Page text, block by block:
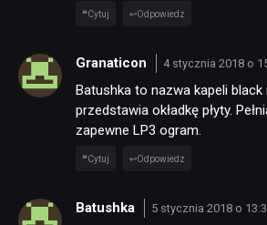
Cytuj Odpowiedz
Granaticon 4 stycznia 2018 o
Batushka to nazwa kapeli
przedstawia okładkę płyty.
zapewne LP3 ogram.
Cytuj Odpowiedz
Batushka 5 stycznia 2018 o